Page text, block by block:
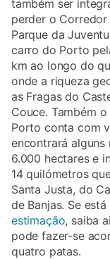
também ser
perder o
Parque da
carro do Porto
km ao longo do
onde a riqueza
as Fragas do
Couce. Também
Porto conta com
encontrará alguns
6.000 hectares e
14 quilómetros
Santa Justa, do
de Banjas. Se
estimação, saiba
pode fazer-se
quatro patas.